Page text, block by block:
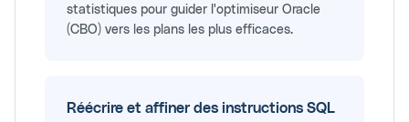
statistiques pour guider l'optimiseur Oracle
(CBO) vers les plans les plus efficaces.
Réécrire et affiner des instructions SQL